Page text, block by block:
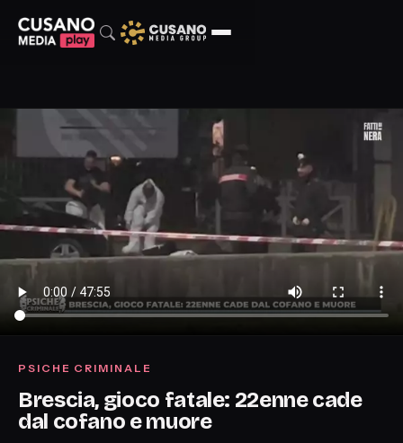
PSICHE CRIMINALE
Brescia, gioco fatale: 22enne cade
dal cofano e muore